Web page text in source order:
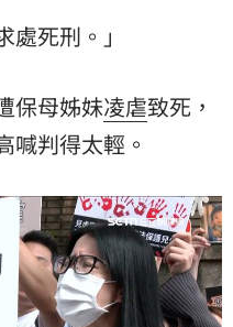
處死刑。」
保母姊妹凌虐致死，
喊判得太輕。